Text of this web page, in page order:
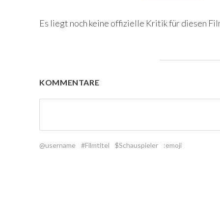
Es liegt noch keine offizielle Kritik für diesen
KOMMENTARE
@username #Filmtitel $Schauspieler :emoji